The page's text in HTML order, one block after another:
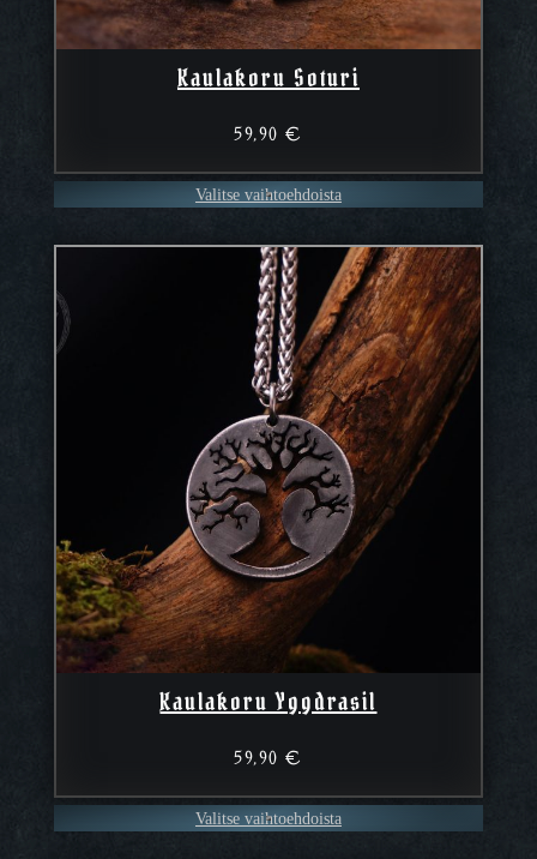
Kaulakoru Soturi
59,90€
Valitse vaihtoehdoista
Kaulakoru Yggdrasil
59,90€
Valitse vaihtoehdoista